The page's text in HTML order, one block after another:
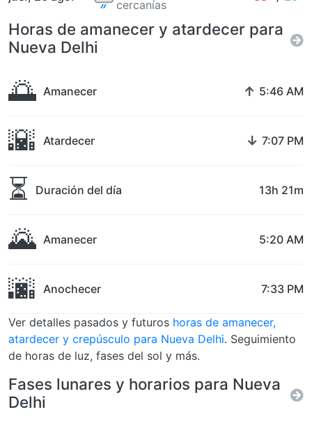
cercanías
Horas de amanecer y atardecer para
Nueva Delhi
🌅 Amanecer ↑ 5:46 AM
🌇 Atardecer ↓ 7:07 PM
⏳ Duración del día 13h 21m
🌄 Amanecer 5:20 AM
🌆 Anochecer 7:33 PM
Ver detalles pasados y futuros horas de amanecer,
atardecer y crepúsculo para Nueva Delhi. Seguimiento
de horas de luz, fases del sol y más.
Fases lunares y horarios para Nueva
Delhi